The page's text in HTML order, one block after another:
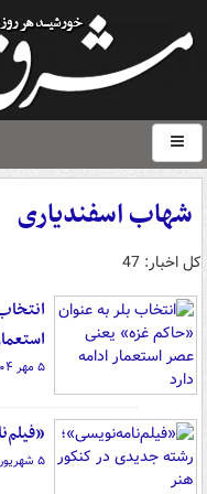
شهاب اسفندیاری
کل اخبار: 47
۵ مهر ۰۴ - ۱۴:۰۹
۵ شهریور ۰۴ - ۱۷:۴۳